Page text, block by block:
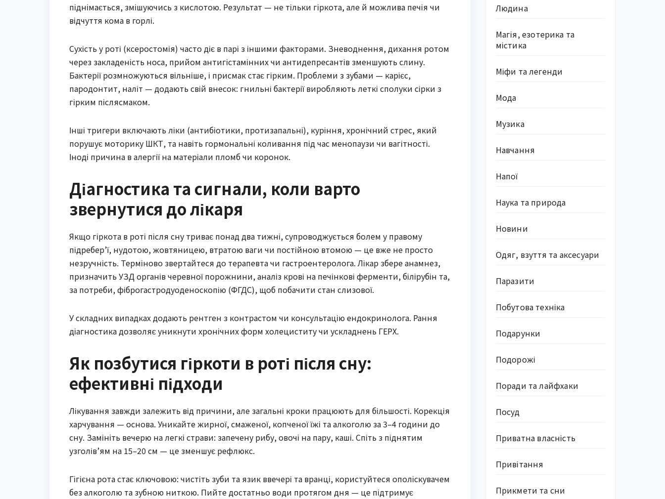
піднімається, змішуючись з кислотою. Результат — не тільки гіркота, але й можлива печія чи
відчуття кома в горлі.
Сухість у роті (ксеростомія) часто діє в парі з іншими факторами. Зневоднення, дихання ротом
через закладеність носа, прийом антигістамінних чи антидепресантів зменшують слину.
Бактерії розмножуються вільніше, і присмак стає гірким. Проблеми з зубами — карієс,
пародонтит, наліт — додають свій внесок: гнильні бактерії виробляють леткі сполуки сірки з
гірким післясмаком.
Інші тригери включають ліки (антибіотики, протизапальні), куріння, хронічний стрес, який
порушує моторику ШКТ, та навіть гормональні коливання під час менопаузи чи вагітності.
Іноді причина в алергії на матеріали пломб чи коронок.
Діагностика та сигнали, коли варто
звернутися до лікаря
Якщо гіркота в роті після сну триває понад два тижні, супроводжується болем у правому
підребер’ї, нудотою, жовтяницею, втратою ваги чи постійною втомою — це вже не просто
незручність. Терміново звертайтеся до терапевта чи гастроентеролога. Лікар збере анамнез,
призначить УЗД органів черевної порожнини, аналіз крові на печінкові ферменти, білірубін та,
за потреби, фіброгастродуоденоскопію (ФГДС), щоб побачити стан слизової.
У складних випадках додають рентген з контрастом чи консультацію ендокринолога. Рання
діагностика дозволяє уникнути хронічних форм холециститу чи ускладнень ГЕРХ.
Як позбутися гіркоти в роті після сну:
ефективні підходи
Лікування завжди залежить від причини, але загальні кроки працюють для більшості. Корекція
харчування — основа. Уникайте жирної, смаженої, копченої їжі та алкоголю за 3–4 години до
сну. Замініть вечерю на легкі страви: запечену рибу, овочі на пару, каші. Спіть з піднятим
узголів’ям на 15–20 см — це зменшує рефлюкс.
Гігієна рота стає ключовою: чистіть зуби та язик ввечері та вранці, користуйтеся ополіскувачем
без алкоголю та зубною ниткою. Пийте достатньо води протягом дня — це підтримує
Людина
Магія, езотерика та
містика
Міфи та легенди
Мода
Музика
Навчання
Напої
Наука та природа
Новини
Одяг, взуття та аксесуари
Паразити
Побутова техніка
Подарунки
Подорожі
Поради та лайфхаки
Посуд
Приватна власність
Привітання
Прикмети та сни